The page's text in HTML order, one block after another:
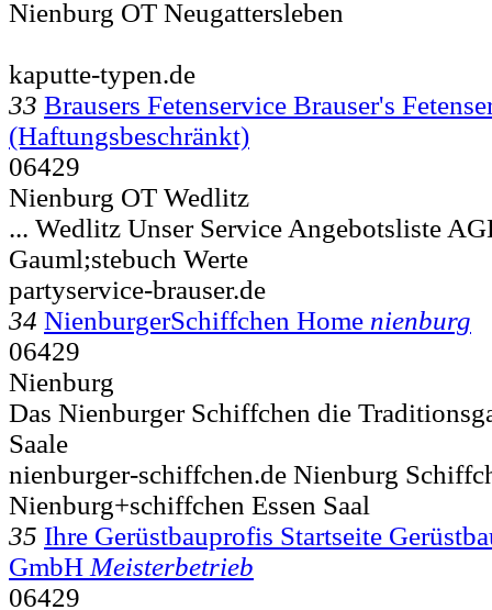
Nienburg OT Neugattersleben
kaputte-typen.de
33 Brausers Fetenservice Brauser's
(Haftungsbeschränkt)
06429
Nienburg OT Wedlitz
... Wedlitz Unser Service Angebotsliste
Gauml;stebuch Werte
partyservice-brauser.de
34 NienburgerSchiffchen Home nienburg
06429
Nienburg
Das Nienburger Schiffchen die
Saale
nienburger-schiffchen.de Nienburg
Nienburg+schiffchen Essen Saal
35 Ihre Gerüstbauprofis Startseite
GmbH Meisterbetrieb
06429